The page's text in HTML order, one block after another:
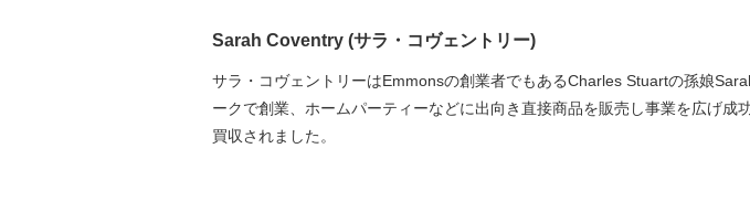
Sarah Coventry (サラ・コヴェントリー)
サラ・コヴェントリーはEmmonsの創業者でもあるCharles Stuartの孫娘
ークで創業、ホームパーティーなどに出向き直接商品を販売し事業を広げ
買収されました。